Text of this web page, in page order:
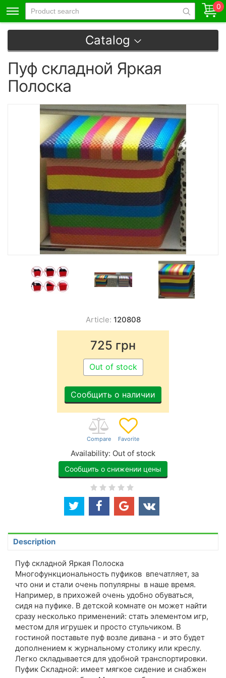
0
Catalog
Пуф складной Яркая
Полоска
Article: 120808
725 грн
Out of stock
Сообщить о наличии
Availability: Out of stock
Сообщить о снижении цены
Description
Пуф складной Яркая Полоска
Многофункциональность пуфиков впечатляет, за
что они и стали очень популярны в наше время.
Например, в прихожей очень удобно обуваться,
сидя на пуфике. В детской комнате он может найти
сразу несколько применений: стать элементом игр,
местом для игрушек и просто стульчиком. В
гостиной поставьте пуф возле дивана - и это будет
дополнением к журнальному столику или креслу.
Легко складывается для удобной транспортировки.
Пуфик Складной: имеет мягкое сидение и снабжен